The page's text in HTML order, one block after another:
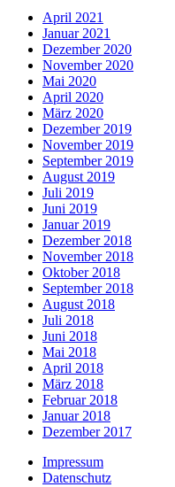
April 2021
Januar 2021
Dezember 2020
November 2020
Mai 2020
April 2020
März 2020
Dezember 2019
November 2019
September 2019
August 2019
Juli 2019
Juni 2019
Januar 2019
Dezember 2018
November 2018
Oktober 2018
September 2018
August 2018
Juli 2018
Juni 2018
Mai 2018
April 2018
März 2018
Februar 2018
Januar 2018
Dezember 2017
Impressum
Datenschutz